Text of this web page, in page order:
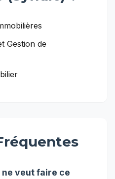
Gestion de
veut faire ce